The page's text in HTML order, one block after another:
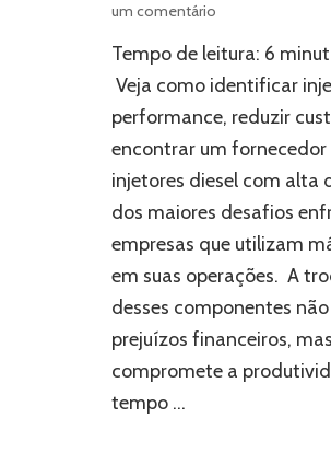
um comentário
diesel
que
mais
que
saiba
como
os
melhores
Tempo de leitura: 6
Veja como identificar
performance, reduzir
encontrar um fornecedor
injetores diesel com alta
dos maiores desafios
empresas que utilizam
em suas operações. A
desses componentes
prejuízos financeiros,
compromete a
tempo …